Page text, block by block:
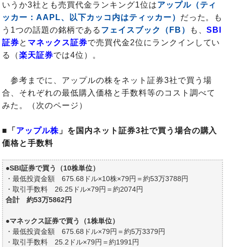
いうか3社とも売買代金ランキング1位はアップル（ティ
ッカー：AAPL、以下カッコ内はティッカー） だった。も
う1つの話題の銘柄である フェイスブック（FB） も、SBI
証券と マネックス証券で売買代金2位にランクインしてい
る（楽天証券では4位）。
参考までに、アップルの株をネット証券3社で買う場
合、それぞれの最低購入価格と手数料等のコスト調べて
みた。（次のページ）
■「 アップル株 」を国内ネット証券3社で買う場合の購入
価格と手数料
●SBI証券で買う（10株単位）
・最低投資金額 675.68ドル×10株×79円＝約53万3788円
・取引手数料 26.25ドル×79円＝約2074円
合計 約53万5862円
●マネックス証券で買う（1株単位）
・最低投資金額 675.68ドル×79円＝約5万3379円
・取引手数料 25.2ドル×79円＝約1991円